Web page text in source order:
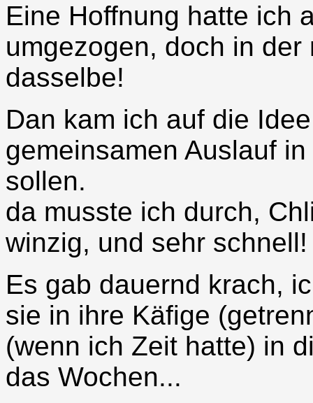
Eine Hoffnung hatte ich
umgezogen, doch in
dasselbe!
Dan kam ich auf die
gemeinsamen Auslauf
sollen.
da musste ich durch,
winzig, und sehr schnell!
Es gab dauernd krach,
sie in ihre Käfige
(wenn ich Zeit hatte) in
das Wochen...